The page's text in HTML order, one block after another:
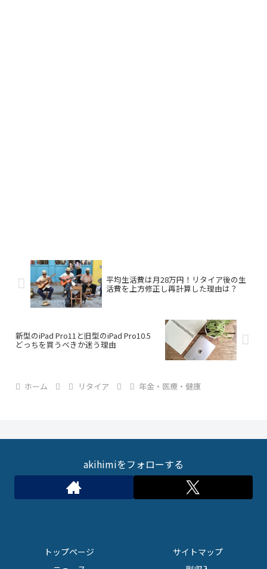
平均生活費は月28万円！リタイア後の生
活費を上方修正し再計算した理由は？
新型のiPad Pro11と旧型のiPad Pro10.5
どっちを買うべきか迷う理由
ホーム リタイア 年金・医療・健康
akihimiをフォローする
トップページ
サイトマップ